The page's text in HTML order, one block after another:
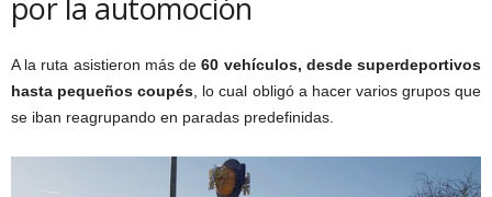
A la ruta asistieron más de60 vehículos, desde superdeportivos
hasta pequeños coupés , lo cual obligó a hacer varios grupos que
se iban reagrupando en paradas predefinidas.